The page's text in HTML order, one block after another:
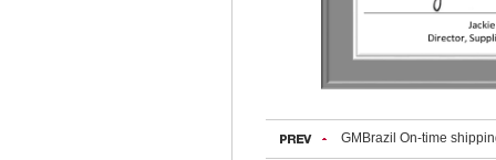
GMBrazil On-time